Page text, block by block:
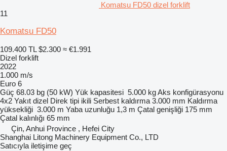
Komatsu FD50 dizel forklift
11
Komatsu FD50
109.400 TL $2.300 ≈ €1.991
Dizel forklift
2022
1.000 m/s
Euro 6
Güç 68.03 bg (50 kW) Yük kapasitesi 5.000 kgAks konfigürasyonu
4x2 Yakıt dizel Direk tipi ikili Serbest kaldırma 3.000 mm Kaldırma
yüksekliği 3.000 m Yaba uzunluğu 1,3 m Çatal genişliği 175 mm
Çatal kalınlığı 65 mm
Çin, Anhui Province , Hefei City
Shanghai Litong Machinery Equipment Co., LTD
Satıcıyla iletişime geç